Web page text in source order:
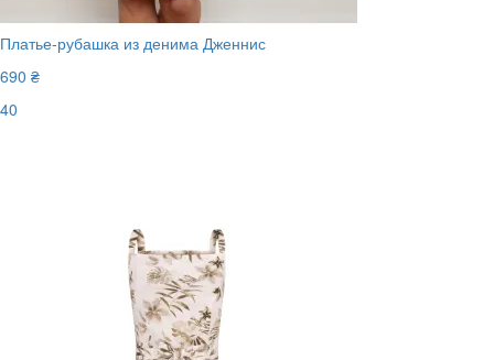
Платье-рубашка из денима Дженнис
690 ₴
40